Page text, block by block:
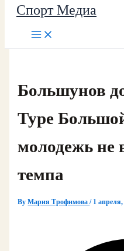
Спорт Медиа
Большунов
Туре
молодежь не
темпа
ByМария Трофимова/ 1 апреля,